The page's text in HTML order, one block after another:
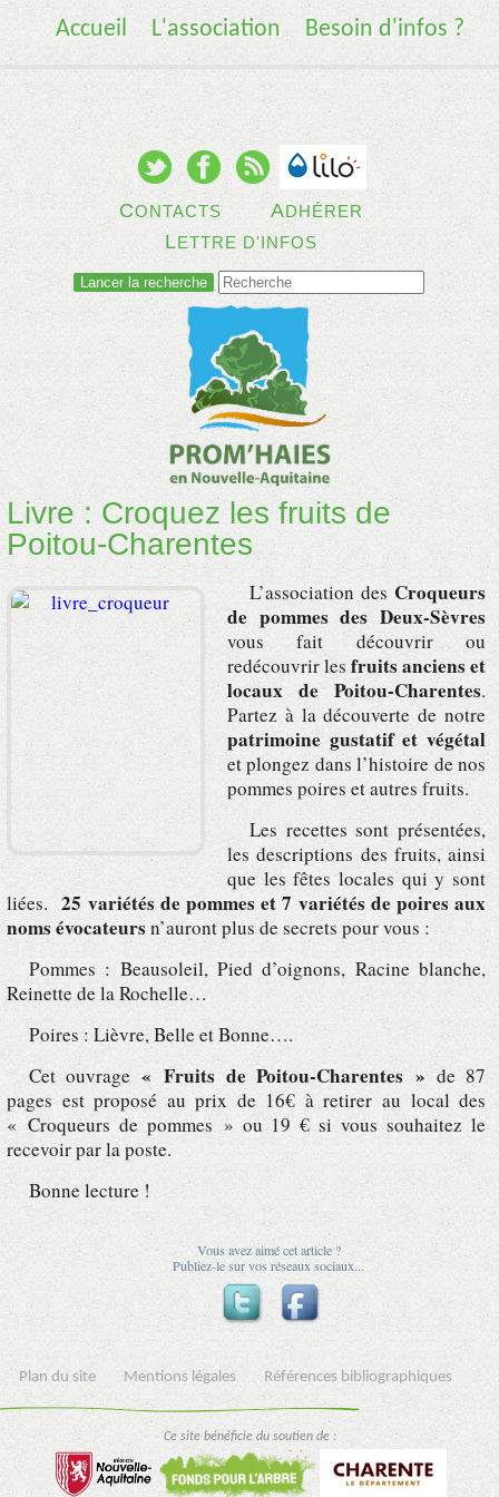
CONTACTS ADHÉRER
LETTRE D'INFOS
Accueil L'association Besoin d'infos ?
Livre : Croquez les fruits de
Poitou-Charentes
L’association desCroqueurs
de pommes des Deux-Sèvres
vous fait découvrir ou
redécouvrir les fruits anciens et
locaux de Poitou-Charentes.
Partez à la découverte de notre
patrimoine gustatif et végétal
et plongez dans l’histoire de nos
pommes poires et autres fruits.
Les recettes sont présentées,
les descriptions des fruits, ainsi
que les fêtes locales qui y sont
liées.25 variétés de pommes et 7 variétés de poires aux
noms évocateursn’auront plus de secrets pour vous :
Pommes : Beausoleil, Pied d’oignons, Racine blanche,
Reinette de la Rochelle…
Poires : Lièvre, Belle et Bonne….
Cet ouvrage « Fruits de Poitou-Charentes » de 87
pages est proposé au prix de 16€ à retirer au local des
« Croqueurs de pommes » ou 19 € si vous souhaitez le
recevoir par la poste.
Bonne lecture !
Vous avez aimé cet article ?
Publiez-le sur vos réseaux sociaux...
Plan du site Mentions légales Références bibliographiques
Ce site bénéficie du soutien de :